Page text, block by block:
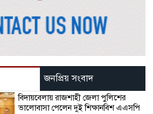
জনপ্রিয় সংবাদ
বিদায়বেলায় রাজশাহী জেলা পুলিশের
ভালোবাসা পেলেন দুই শিক্ষানবিশ এএসপি